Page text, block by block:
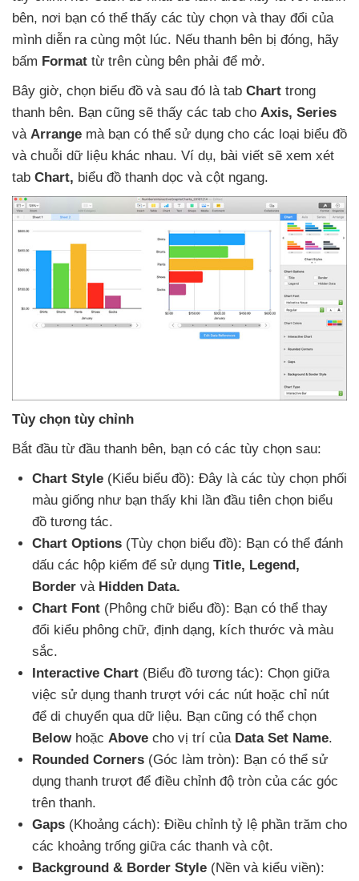
bên, nơi bạn có thể thấy các tùy chọn và thay đổi của
mình diễn ra cùng một lúc. Nếu thanh bên bị đóng, hãy
bấm Format từ trên cùng bên phải để mở.
Bây giờ, chọn biểu đồ và sau đó là tab Chart trong
thanh bên. Bạn cũng sẽ thấy các tab cho Axis, Series
và Arrange mà bạn có thể sử dụng cho các loại biểu đồ
và chuỗi dữ liệu khác nhau. Ví dụ, bài viết sẽ xem xét
tab Chart, biểu đồ thanh dọc và cột ngang.
Tùy chọn tùy chỉnh
Bắt đầu từ đầu thanh bên, bạn có các tùy chọn sau:
Chart Style (Kiểu biểu đồ): Đây là các tùy chọn phối
màu giống như bạn thấy khi lần đầu tiên chọn biểu
đồ tương tác.
Chart Options (Tùy chọn biểu đồ): Bạn có thể đánh
dấu các hộp kiểm để sử dụng Title, Legend ,
Border và Hidden Data.
Chart Font (Phông chữ biểu đồ): Bạn có thể thay
đổi kiểu phông chữ, định dạng, kích thước và màu
sắc.
Interactive Chart (Biểu đồ tương tác): Chọn giữa
việc sử dụng thanh trượt với các nút hoặc chỉ nút
để di chuyển qua dữ liệu. Bạn cũng có thể chọn
Below hoặc Above cho vị trí của Data Set Name.
Rounded Corners (Góc làm tròn): Bạn có thể sử
dụng thanh trượt để điều chỉnh độ tròn của các góc
trên thanh.
Gaps (Khoảng cách): Điều chỉnh tỷ lệ phần trăm cho
các khoảng trống giữa các thanh và cột.
Background & Border Style (Nền và kiểu viền):